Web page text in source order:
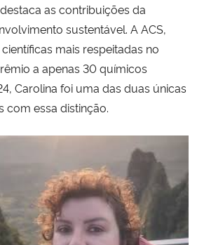
e dos Direitos Humanos
as contribuições da
sustentável. A ACS,
mais respeitadas no
a apenas 30 químicos
Carolina foi uma das duas únicas
com essa distinção.